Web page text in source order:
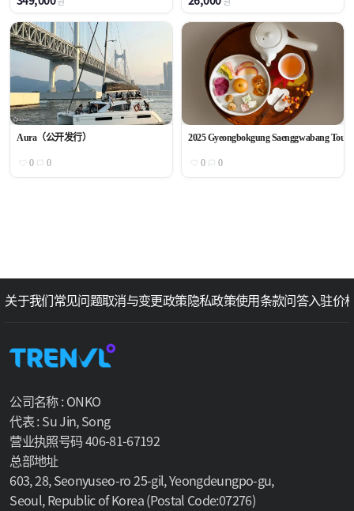
Aura（公开发行）
0 0
2025 Gyeongbokgung Saenggwabang Tour
0 0
关于我们常见问题取消与变更政策隐私政策使用条款问答入驻价
公司名称 : ONKO
代表 : Su Jin, Song
营业执照号码 406-81-67192
总部地址
603, 28, Seonyuseo-ro 25-gil, Yeongdeungpo-gu,
Seoul, Republic of Korea (Postal Code:07276)